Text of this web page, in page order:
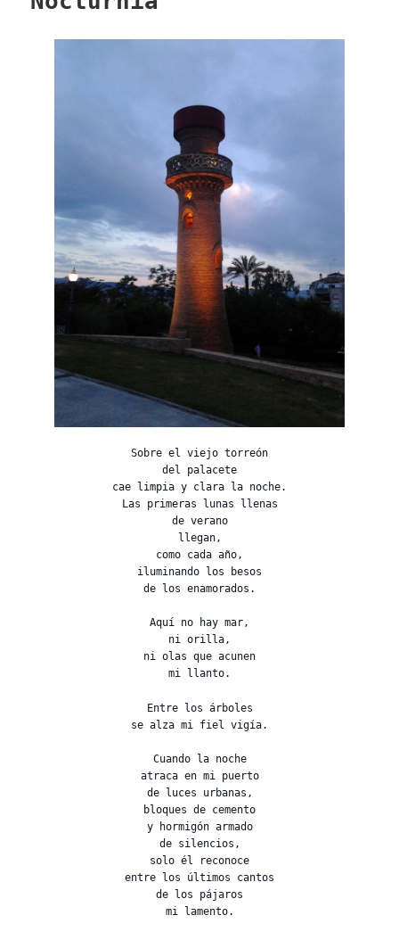
Sobre el viejo torreón
del palacete
cae limpia y clara la noche.
Las primeras lunas llenas
de verano
llegan,
como cada año,
iluminando los besos
de los enamorados.
Aquí no hay mar,
ni orilla,
ni olas que acunen
mi llanto.
Entre los árboles
se alza mi fiel vigía.
Cuando la noche
atraca en mi puerto
de luces urbanas,
bloques de cemento
y hormigón armado
de silencios,
solo él reconoce
entre los últimos cantos
de los pájaros
mi lamento.